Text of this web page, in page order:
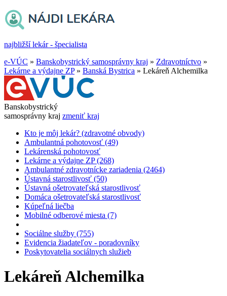
najbližší lekár - špecialista
e-VÚC » Banskobystrický samosprávny kraj » Zdravotníctvo »
Lekárne a výdajne ZP» Banská Bystrica » Lekáreň Alchemilka
Banskobystrický
samosprávny kraj zmeniť kraj
Kto je môj lekár? (zdravotné obvody)
Ambulantná pohotovosť (49)
Lekárenská pohotovosť
Lekárne a výdajne ZP (268)
Ambulantné zdravotnícke zariadenia (2464)
Ústavná starostlivosť (50)
Ústavná ošetrovateľská starostlivosť
Domáca ošetrovateľská starostlivosť
Kúpeľná liečba
Mobilné odberové miesta (7)
Sociálne služby (755)
Evidencia žiadateľov - poradovníky
Poskytovatelia sociálnych služieb
Lekáreň Alchemilka